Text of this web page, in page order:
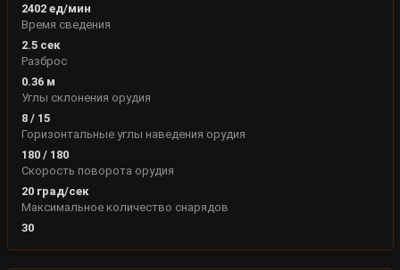
2402ед/мин
Время сведения
2.5сек
Разброс
0.36м
Углы склонения орудия
8 / 15
Горизонтальные углы наведения орудия
180 / 180
Скорость поворота орудия
20град/сек
Максимальное количество снарядов
30